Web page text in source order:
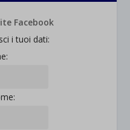
i tuoi dati: